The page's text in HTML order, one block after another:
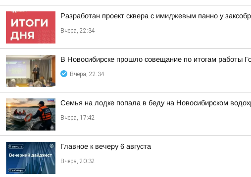
Разработан проект сквера с имиджевым панно у
Вчера, 22:34
В Новосибирске прошло совещание по итогам работы
Вчера, 22:34
Семья на лодке попала в беду на Новосибирском
Вчера, 17:42
Главное к вечеру 6 августа
Вчера, 20:32